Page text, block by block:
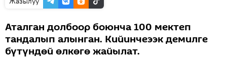
Аталган долбоор боюнча 100 мектеп
тандалып алынган. Кийинчеээк демилге
бүтүндөй өлкөгө жайылат.